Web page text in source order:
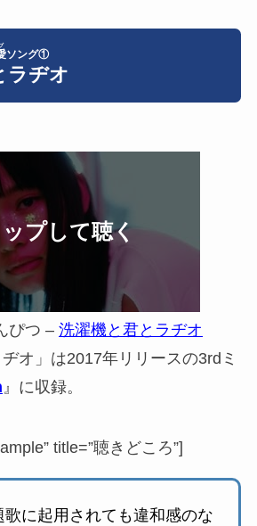
ソング①
ラヂオ
ぴつ – 洗濯機と君とラヂオ
ヂオ」は2017年リリースの3rdミ
』に収録。
title=”聴きどころ”]
歌に起用されても違和感のな